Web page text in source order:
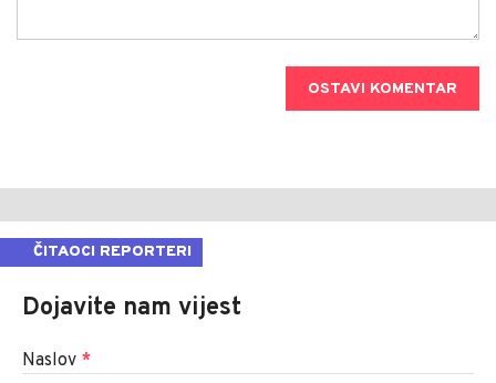
OSTAVI KOMENTAR
ČITAOCI REPORTERI
Dojavite nam vijest
Naslov *